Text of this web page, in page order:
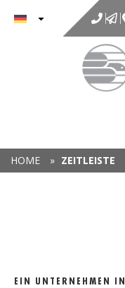
springen
HOME » ZEITLEISTE
EIN UNTERNEHMEN IN